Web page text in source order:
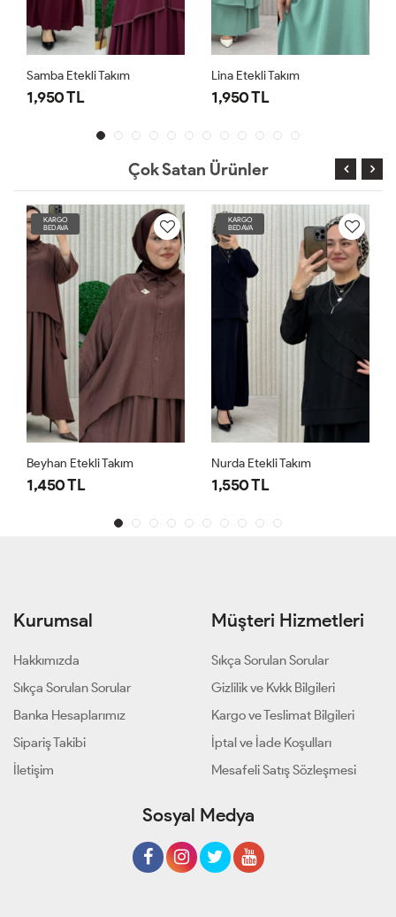
Samba Etekli Takım
1,950 TL
Lina Etekli Takım
1,950 TL
Çok Satan Ürünler
KARGO
BEDAVA
Beyhan Etekli Takım
1,450 TL
KARGO
BEDAVA
Nurda Etekli Takım
1,550 TL
Kurumsal
Hakkımızda
Sıkça Sorulan Sorular
Banka Hesaplarımız
Sipariş Takibi
İletişim
Müşteri Hizmetleri
Sıkça Sorulan Sorular
Gizlilik ve Kvkk Bilgileri
Kargo ve Teslimat Bilgileri
İptal ve İade Koşulları
Mesafeli Satış Sözleşmesi
Sosyal Medya